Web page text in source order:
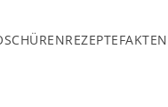
REZEPTEFAKTEN